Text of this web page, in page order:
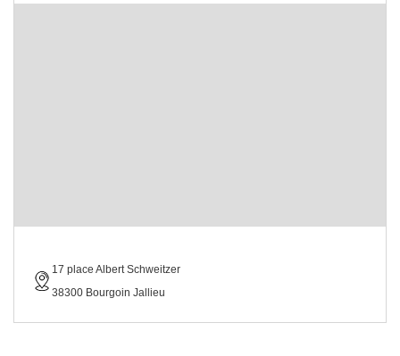
17 place Albert Schweitzer
38300 Bourgoin Jallieu